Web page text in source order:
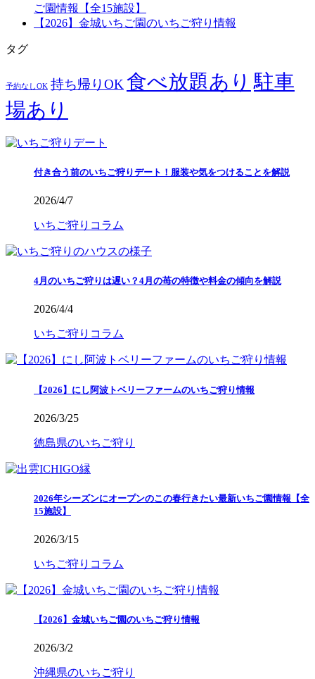
ご園情報【全15施設】
【2026】金城いちご園のいちご狩り情報
タグ
予約なしOK 持ち帰りOK 食べ放題あり 駐車
場あり
付き合う前のいちご狩りデート！服装や気をつけることを解説
2026/4/7
いちご狩りコラム
4月のいちご狩りは遅い？4月の苺の特徴や料金の傾向を解説
2026/4/4
いちご狩りコラム
【2026】にし阿波トベリーファームのいちご狩り情報
2026/3/25
徳島県のいちご狩り
2026年シーズンにオープンのこの春行きたい最新いちご園情報【全
15施設】
2026/3/15
いちご狩りコラム
【2026】金城いちご園のいちご狩り情報
2026/3/2
沖縄県のいちご狩り